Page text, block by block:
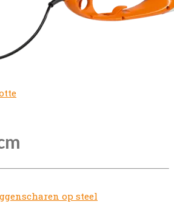
op steel